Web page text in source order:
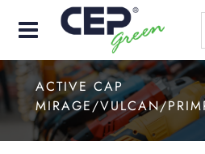
Open
ACTIVE CAP
MIRAGE/VULCAN/